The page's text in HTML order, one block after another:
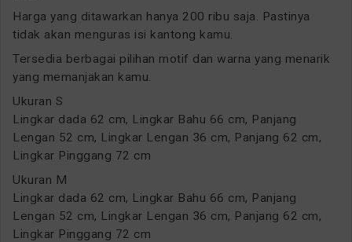
Harga yang ditawarkan hanya 200 ribu saja. Pastinya
tidak akan menguras isi kantong kamu.
Tersedia berbagai pilihan motif dan warna yang menarik
yang memanjakan kamu.
Ukuran S
Lingkar dada 62 cm, Lingkar Bahu 66 cm, Panjang
Lengan 52 cm, Lingkar Lengan 36 cm, Panjang 62 cm,
Lingkar Pinggang 72 cm
Ukuran M
Lingkar dada 62 cm, Lingkar Bahu 66 cm, Panjang
Lengan 52 cm, Lingkar Lengan 36 cm, Panjang 62 cm,
Lingkar Pinggang 72 cm